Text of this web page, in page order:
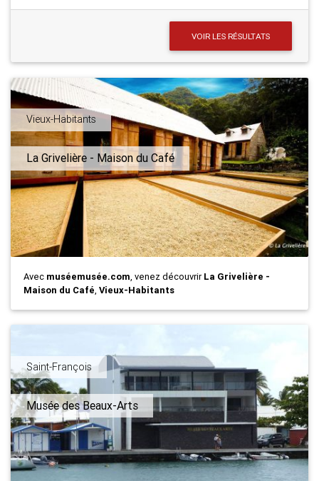
VOIR LES RÉSULTATS
Vieux-Habitants
La Grivelière - Maison du Café
Avec muséemusée.com, venez découvrirLa Grivelière -
Maison du Café, Vieux-Habitants
Saint-François
Musée des Beaux-Arts